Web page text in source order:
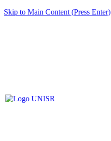
Skip to Main Content (Press Enter)